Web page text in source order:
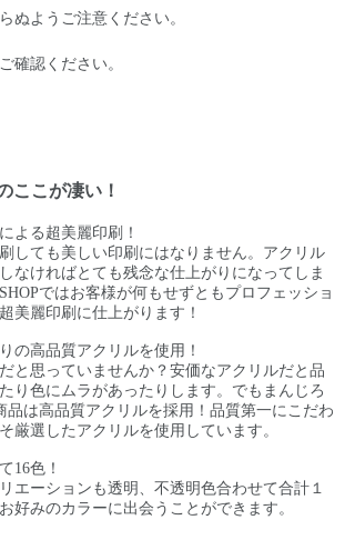
ぬようご注意ください。
確認ください。
ここが凄い！
よる超美麗印刷！
しても美しい印刷にはなりません。アクリル
なければとても残念な仕上がりになってしま
ではお客様が何もせずともプロフェッショ
美麗印刷に仕上がります！
の高品質アクリルを使用！
と思っていませんか？安価なアクリルだと品
り色にムラがあったりします。でもまんじろ
品は高品質アクリルを採用！品質第一にこだわ
厳選したアクリルを使用しています。
16色！
エーションも透明、不透明色合わせて合計１
好みのカラーに出会うことができます。